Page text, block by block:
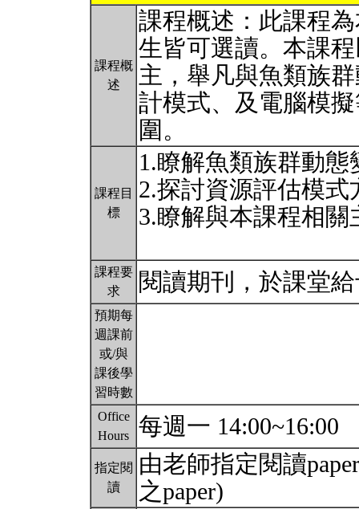
課程概
述
課程概述：此課程
生皆可選讀。本課
主，舉凡與魚類族
計模式、及電腦模
圍。
課程目
標
1.瞭解魚類族群動態
2.探討資源評估模式
3.瞭解與本課程相
課程要
求
閱讀期刊，於課堂
預期每
週課前
或/與
課後學
習時數
Office
Hours
每週一 14:00~16:00
指定閱
讀
由老師指定閱讀
之paper)